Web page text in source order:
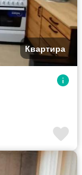
Квартира